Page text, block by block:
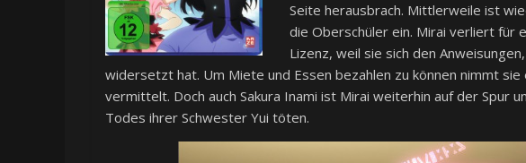
Seite herausbrach. Mittlerweile ist
die Oberschüler ein. Mirai verliert für
Lizenz, weil sie sich den
widersetzt hat. Um Miete und Essen bezahlen zu können nimmt sie
vermittelt. Doch auch Sakura Inami ist Mirai weiterhin auf der Spur
Todes ihrer Schwester Yui töten.